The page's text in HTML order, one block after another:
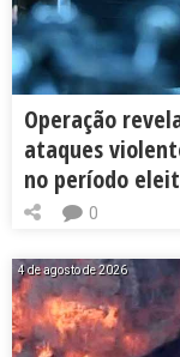
Operação
ataques
no período
0
4 de agosto de 2026